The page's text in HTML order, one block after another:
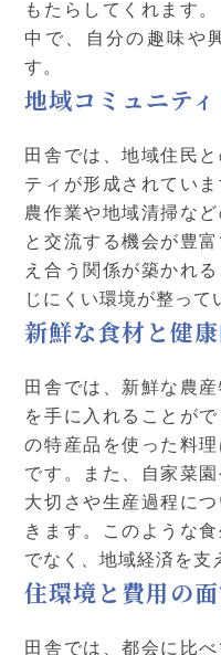
もたらしてくれます
中で、自分の趣味や
す。
地域コミュニテ
田舎では、地域住民
ティが形成されてい
農作業や地域清掃な
と交流する機会が豊
え合う関係が築かれ
じにくい環境が整って
新鮮な食材と健
田舎では、新鮮な農
を手に入れることが
の特産品を使った料
です。また、自家菜
大切さや生産過程に
きます。このような
でなく、地域経済を支
住環境と費用の
田舎では、都会に比